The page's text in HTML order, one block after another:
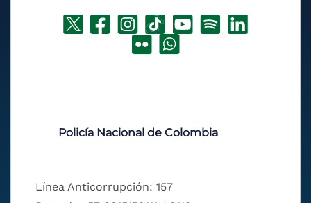
Policía Nacional de Colombia
Línea Anticorrupción: 157